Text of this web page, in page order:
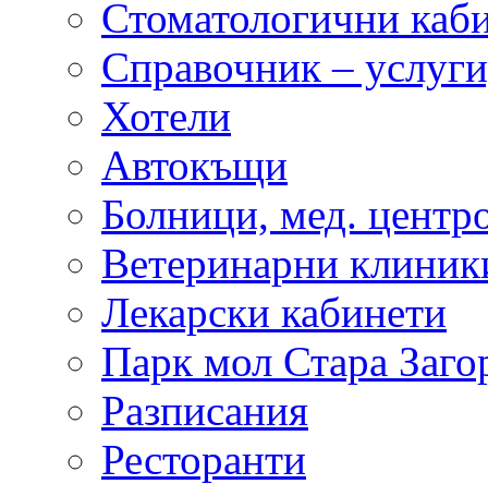
Стоматологични
Справочник –
Хотели
Автокъщи
Болници, мед.
Ветеринарни
Лекарски кабинети
Парк мол Стара
Разписания
Ресторанти